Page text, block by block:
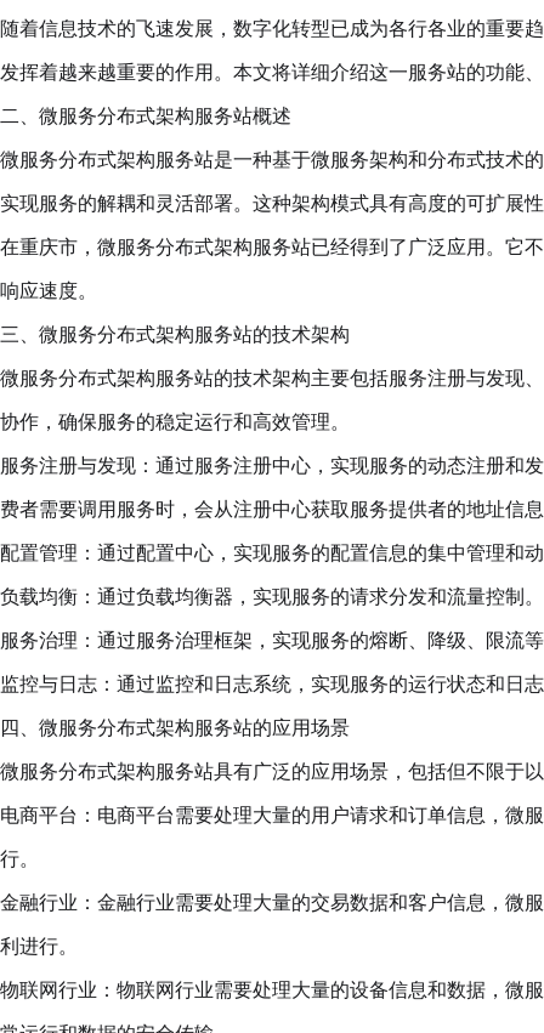
随着信息技术的飞速发展，数字化转型已成为各行各业的重要
发挥着越来越重要的作用。本文将详细介绍这一服务站的功能
二、微服务分布式架构服务站概述
微服务分布式架构服务站是一种基于微服务架构和分布式技术
实现服务的解耦和灵活部署。这种架构模式具有高度的可扩展
在重庆市，微服务分布式架构服务站已经得到了广泛应用。它
响应速度。
三、微服务分布式架构服务站的技术架构
微服务分布式架构服务站的技术架构主要包括服务注册与发现
协作，确保服务的稳定运行和高效管理。
服务注册与发现：通过服务注册中心，实现服务的动态注册和
费者需要调用服务时，会从注册中心获取服务提供者的地址信
配置管理：通过配置中心，实现服务的配置信息的集中管理和
负载均衡：通过负载均衡器，实现服务的请求分发和流量控制
服务治理：通过服务治理框架，实现服务的熔断、降级、限流
监控与日志：通过监控和日志系统，实现服务的运行状态和日
四、微服务分布式架构服务站的应用场景
微服务分布式架构服务站具有广泛的应用场景，包括但不限于
电商平台：电商平台需要处理大量的用户请求和订单信息，微
行。
金融行业：金融行业需要处理大量的交易数据和客户信息，微
利进行。
物联网行业：物联网行业需要处理大量的设备信息和数据，微